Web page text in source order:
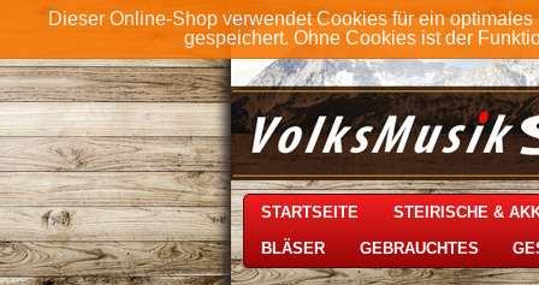
Dieser Online-Shop verwendet Cookies für ein
gespeichert. Ohne Cookies ist der
STARTSEITE STEIRISCHE &
BLÄSER GEBRAUCHTES